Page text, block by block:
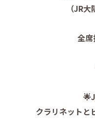
（JR
全
クラリネットと